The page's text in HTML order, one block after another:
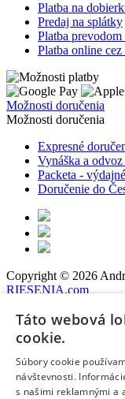
Platba na
Predaj na splátky
Platba prevodom
Platba online cez
Možnosti doručenia
Možnosti doručenia
Expresné
Vynáška a odvoz
Packeta -
Doručenie do
Copyright © 2026
RIESENIA.com
Pravidlá ochrany
Zmluvné podmienky
Hups! Niečo sa
Obnoviť stránku
Táto webová
cookie.
Súbory cookie
návštevnosti.
s našimi reklamnými a